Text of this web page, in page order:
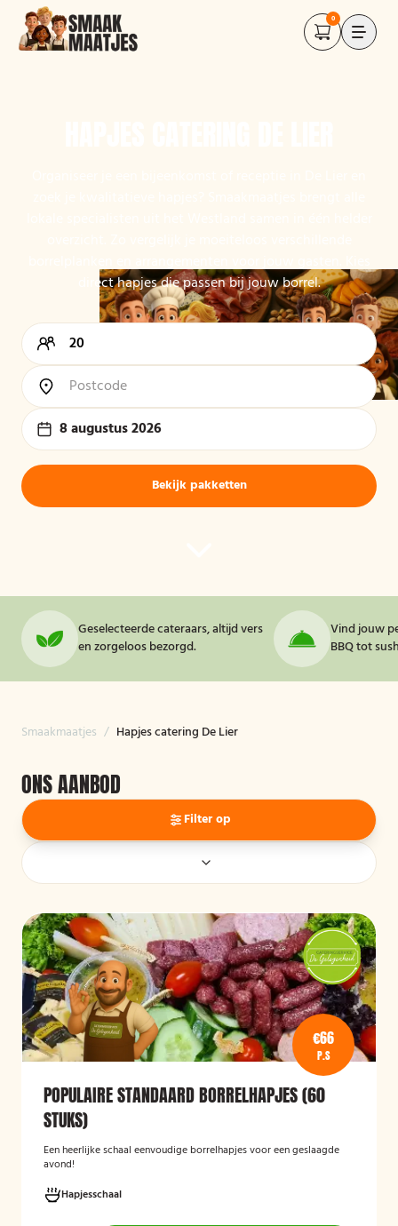
0
direct hapjes die passen bij jouw borrel.
8 augustus 2026
Bekijk pakketten
Geselecteerde cateraars, altijd vers
en zorgeloos bezorgd.
Vind jouw
BBQ tot
Smaakmaatjes / Hapjes catering De Lier
ONS AANBOD
Filter op
€66
P.S
POPULAIRE STANDAARD BORRELHAPJES (60
STUKS)
Een heerlijke schaal eenvoudige borrelhapjes voor een geslaagde
avond!
Hapjesschaal